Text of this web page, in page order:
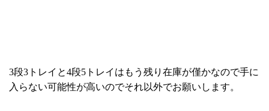
3段3トレイと4段5トレイはもう残り在庫が僅かなので手に
入らない可能性が高いのでそれ以外でお願いします。